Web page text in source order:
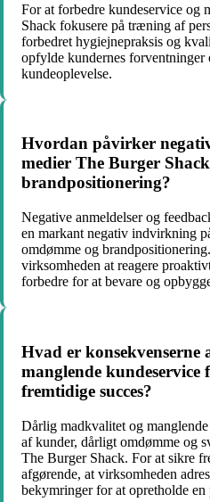
For at forbedre kundeservice og
Shack fokusere på træning af
forbedret hygiejnepraksis og
opfylde kundernes forventninger
kundeoplevelse.
Hvordan påvirker
medier The Burger
brandpositionering?
Negative anmeldelser og
en markant negativ indvirkning
omdømme og
virksomheden at reagere
forbedre for at bevare og
Hvad er
manglende
fremtidige succes?
Dårlig madkvalitet og
af kunder, dårligt omdømme og
The Burger Shack. For at sikre
afgørende, at virksomheden
bekymringer for at opretholde